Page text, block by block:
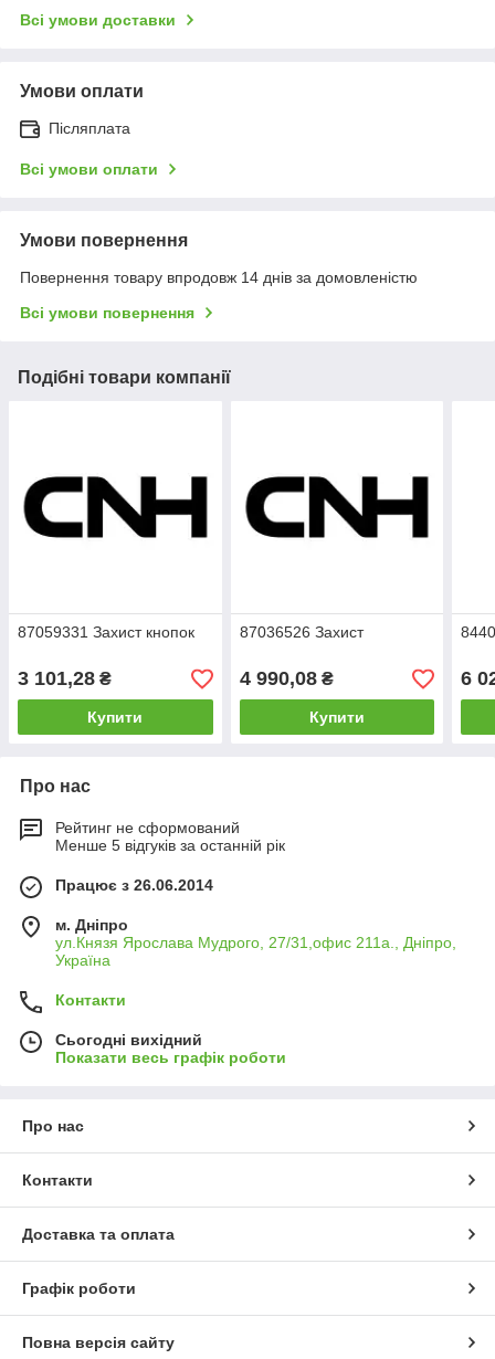
Всі умови доставки
Умови оплати
Післяплата
Всі умови оплати
Умови повернення
Повернення товару впродовж 14 днів за домовленістю
Всі умови повернення
Подібні товари компанії
87059331 Захист кнопок
3 101,28 ₴
Купити
87036526 Захист
4 990,08₴
Купити
6
Про нас
Рейтинг не сформований
Менше 5 відгуків за останній рік
Працює з 26.06.2014
м. Дніпро
ул.Князя Ярослава Мудрого, 27/31,офис 211а., Дніпро,
Україна
Контакти
Сьогодні вихідний
Показати весь графік роботи
Про нас
Контакти
Доставка та оплата
Графік роботи
Повна версія сайту